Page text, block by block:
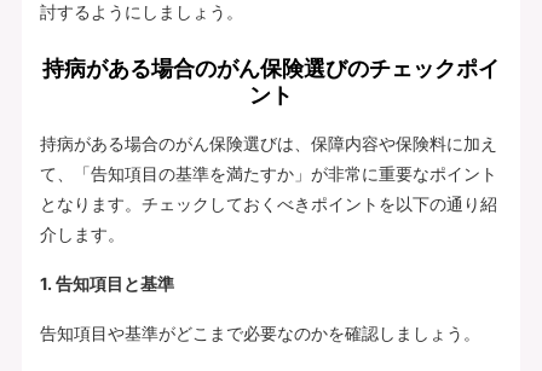
討するようにしましょう。
持病がある場合のがん保険選びのチェックポイ
ント
持病がある場合のがん保険選びは、保障内容や保険料に加え
て、「告知項目の基準を満たすか」が非常に重要なポイント
となります。チェックしておくべきポイントを以下の通り紹
介します。
1. 告知項目と基準
告知項目や基準がどこまで必要なのかを確認しましょう。